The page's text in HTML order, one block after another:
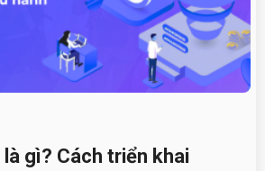
gì? Cách triển khai